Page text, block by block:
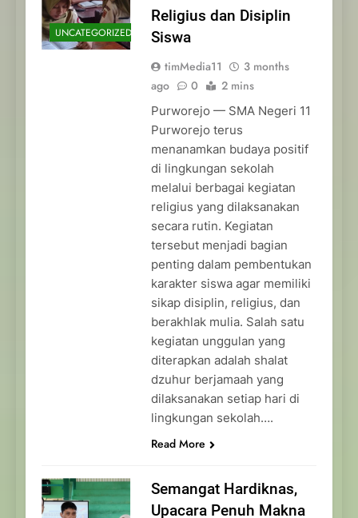
UNCATEGORIZED
Religius dan Disiplin
Siswa
timMedia11
3 months
ago
0 2 mins
Purworejo — SMA Negeri 11
Purworejo terus
menanamkan budaya positif
di lingkungan sekolah
melalui berbagai kegiatan
religius yang dilaksanakan
secara rutin. Kegiatan
tersebut menjadi bagian
penting dalam pembentukan
karakter siswa agar memiliki
sikap disiplin, religius, dan
berakhlak mulia. Salah satu
kegiatan unggulan yang
diterapkan adalah shalat
dzuhur berjamaah yang
dilaksanakan setiap hari di
lingkungan sekolah….
Read More
Semangat Hardiknas,
Upacara Penuh Makna